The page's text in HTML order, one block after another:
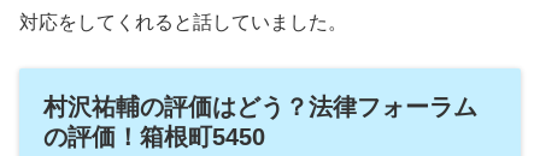
対応をしてくれると話していました。
村沢祐輔の評価はどう？法律フォーラム
の評価！箱根町5450